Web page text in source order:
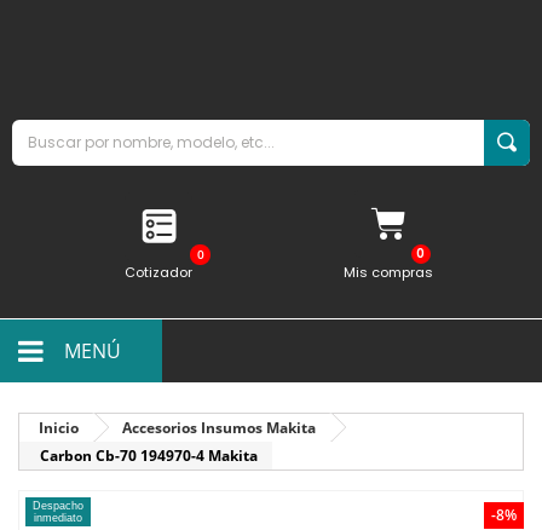
0
Cotizador Mis compras
MENÚ
Inicio
Accesorios Insumos Makita
Carbon Cb-70 194970-4 Makita
-8%
Despacho
inmediato